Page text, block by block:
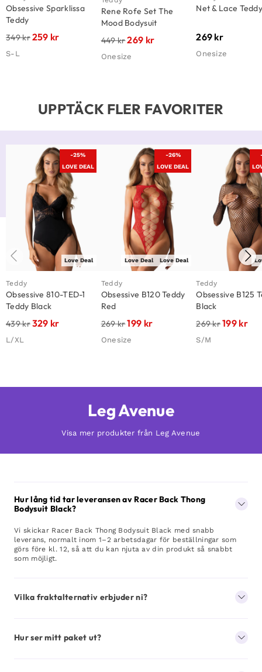
Obsessive Sparklissa
Teddy
349kr259 kr
S-L
Rene Rofe Set The
Mood Bodysuit
449kr269 kr
Onesize
Net & Lace
269 kr
Onesize
UPPTÄCK FLER FAVORITER
-25%
LOVE DEAL
Love Deal
Teddy
Obsessive 810-TED-1
Teddy Black
439kr329 kr
L/XL
-26%
LOVE DEAL
Love Deal
Love Deal
Teddy
Obsessive B120 Teddy
Red
269kr199 kr
Onesize
Teddy
Obsessive B125
Black
269kr199 kr
S/M
Leg Avenue
Visa mer produkter från Leg Avenue
Hur lång tid tar leveransen av Racer Back Thong
Bodysuit Black?
Vi skickar Racer Back Thong Bodysuit Black med snabb
leverans, normalt inom 1–2 arbetsdagar för beställningar som
görs före kl. 12, så att du kan njuta av din produkt så snabbt
som möjligt.
Vilka fraktalternativ erbjuder ni?
Hur ser mitt paket ut?